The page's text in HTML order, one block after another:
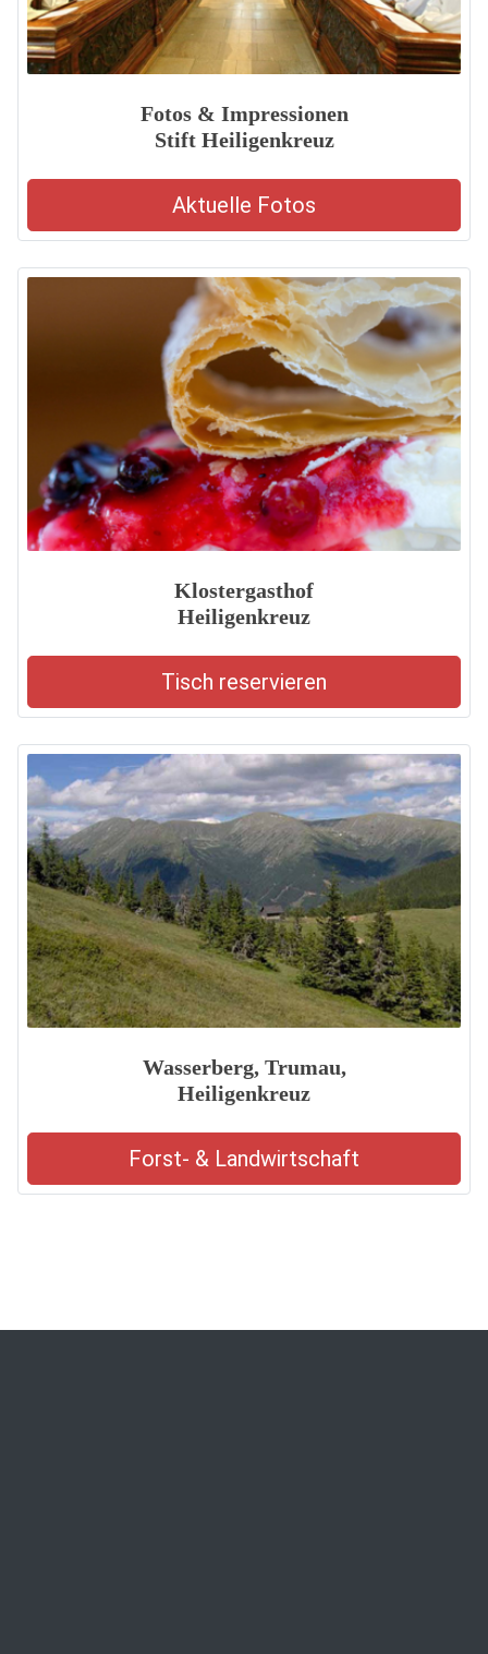
Fotos & Impressionen
Stift Heiligenkreuz
Aktuelle Fotos
Klostergasthof
Heiligenkreuz
Tisch reservieren
Wasserberg, Trumau,
Heiligenkreuz
Forst- & Landwirtschaft